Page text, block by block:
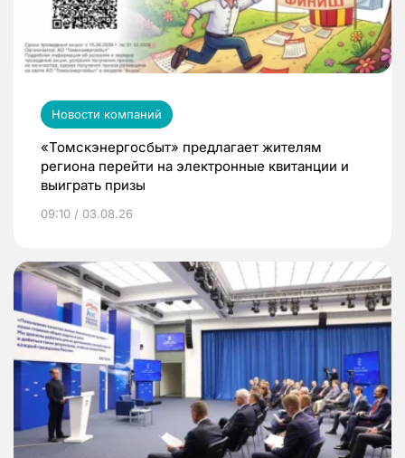
Новости компаний
«Томскэнергосбыт» предлагает жителям
региона перейти на электронные квитанции и
выиграть призы
09:10 / 03.08.26